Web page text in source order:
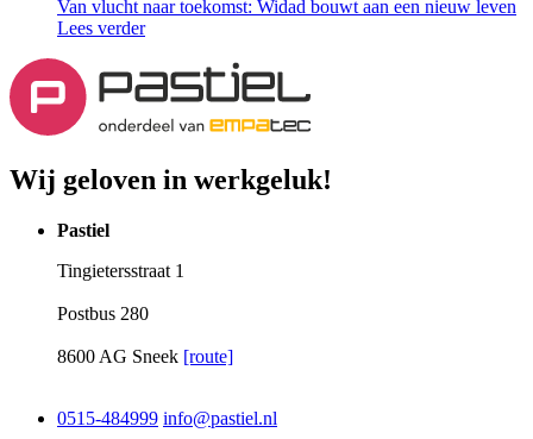
Van vlucht naar toekomst: Widad bouwt aan een nieuw leven
Lees verder
Wij geloven in werkgeluk!
Pastiel
Tingietersstraat 1
Postbus 280
8600 AG Sneek [route]
0515-484999 info@pastiel.nl